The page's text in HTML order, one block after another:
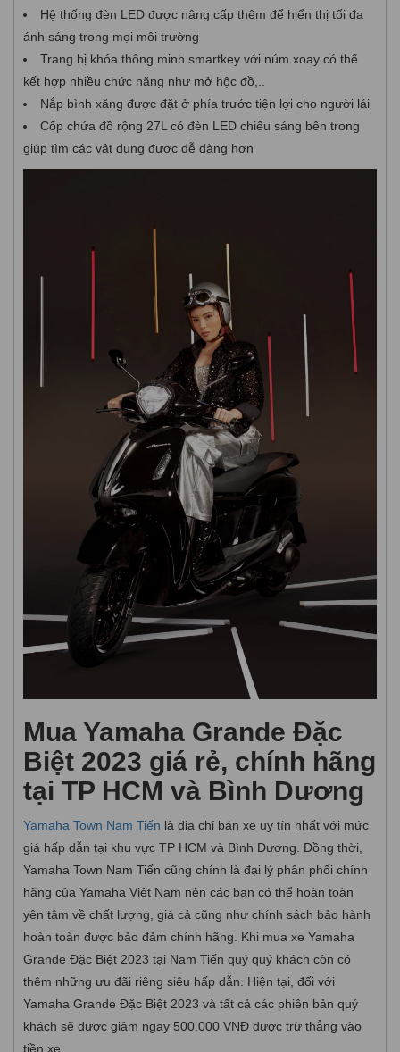
Hệ thống đèn LED được nâng cấp thêm để hiển thị tối đa
ánh sáng trong mọi môi trường
Trang bị khóa thông minh smartkey với núm xoay có thể
kết hợp nhiều chức năng như mở hộc đồ,..
Nắp bình xăng được đặt ở phía trước tiện lợi cho người lái
Cốp chứa đồ rộng 27L có đèn LED chiếu sáng bên trong
giúp tìm các vật dụng được dễ dàng hơn
Mua Yamaha Grande Đặc
Biệt 2023 giá rẻ, chính hãng
tại TP HCM và Bình Dương
Yamaha Town Nam Tiến là địa chỉ bán xe uy tín nhất với mức
giá hấp dẫn tại khu vực TP HCM và Bình Dương. Đồng thời,
Yamaha Town Nam Tiến cũng chính là đại lý phân phối chính
hãng của Yamaha Việt Nam nên các bạn có thể hoàn toàn
yên tâm về chất lượng, giá cả cũng như chính sách bảo hành
hoàn toàn được bảo đảm chính hãng. Khi mua xe Yamaha
Grande Đặc Biệt 2023 tại Nam Tiến quý quý khách còn có
thêm những ưu đãi riêng siêu hấp dẫn. Hiện tại, đối với
Yamaha Grande Đặc Biệt 2023 và tất cả các phiên bản quý
khách sẽ được giảm ngay 500.000 VNĐ được trừ thẳng vào
tiền xe.